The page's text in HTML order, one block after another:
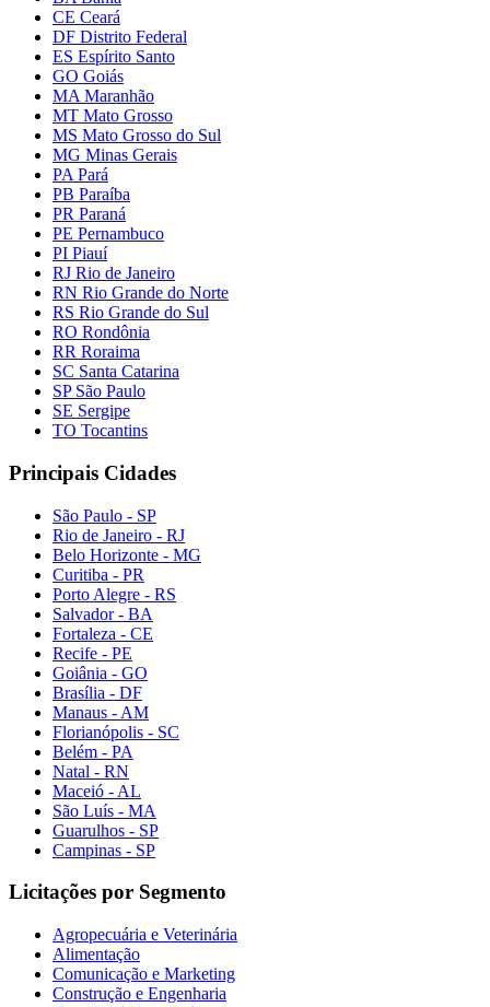
CE Ceará
DF Distrito Federal
ES Espírito Santo
GO Goiás
MA Maranhão
MT Mato Grosso
MS Mato Grosso do Sul
MG Minas Gerais
PA Pará
PB Paraíba
PR Paraná
PE Pernambuco
PI Piauí
RJ Rio de Janeiro
RN Rio Grande do Norte
RS Rio Grande do Sul
RO Rondônia
RR Roraima
SC Santa Catarina
SP São Paulo
SE Sergipe
TO Tocantins
Principais Cidades
São Paulo - SP
Rio de Janeiro - RJ
Belo Horizonte - MG
Curitiba - PR
Porto Alegre - RS
Salvador - BA
Fortaleza - CE
Recife - PE
Goiânia - GO
Brasília - DF
Manaus - AM
Florianópolis - SC
Belém - PA
Natal - RN
Maceió - AL
São Luís - MA
Guarulhos - SP
Campinas - SP
Licitações por Segmento
Agropecuária e Veterinária
Alimentação
Comunicação e Marketing
Construção e Engenharia